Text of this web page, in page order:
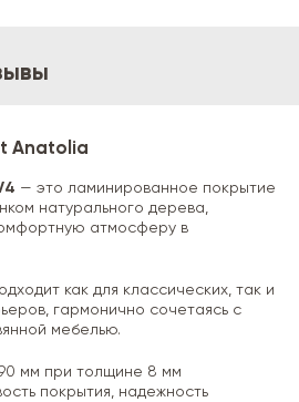
Anatolia
— это ламинированное покрытие
натурального дерева,
атмосферу в
как для классических, так и
гармонично сочетаясь с
мебелью.
мм при толщине 8 мм
покрытия, надежность